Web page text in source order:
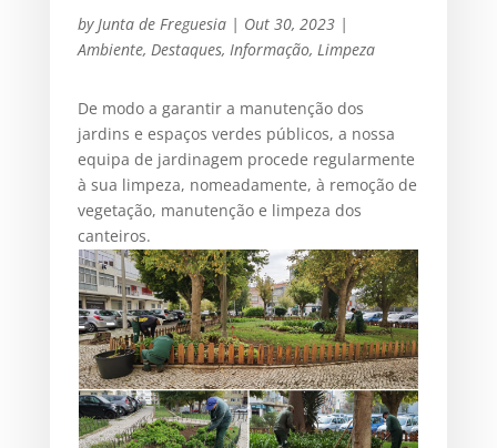
by Junta de Freguesia| Out 30, 2023|
Ambiente, Destaques, Informação, Limpeza
De modo a garantir a manutenção dos
jardins e espaços verdes públicos, a nossa
equipa de jardinagem procede regularmente
à sua limpeza, nomeadamente, à remoção de
vegetação, manutenção e limpeza dos
canteiros.